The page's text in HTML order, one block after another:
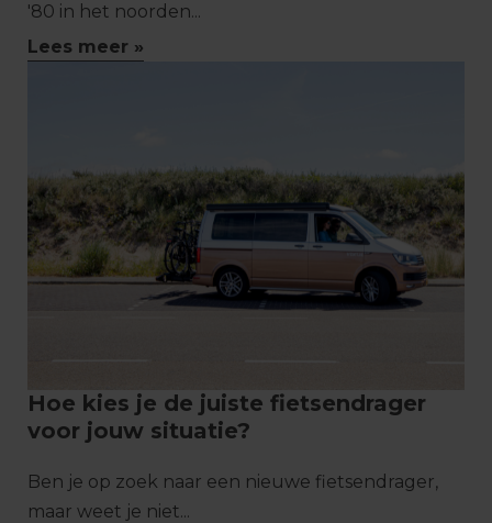
'80 in het noorden...
Lees meer »
Hoe kies je de juiste fietsendrager
voor jouw situatie?
Ben je op zoek naar een nieuwe fietsendrager,
maar weet je niet...